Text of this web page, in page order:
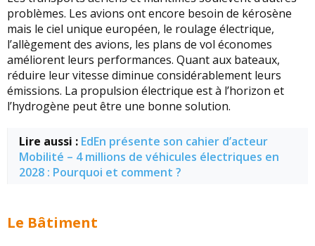
problèmes. Les avions ont encore besoin de kérosène
mais le ciel unique européen, le roulage électrique,
l’allègement des avions, les plans de vol économes
améliorent leurs performances. Quant aux bateaux,
réduire leur vitesse diminue considérablement leurs
émissions. La propulsion électrique est à l’horizon et
l’hydrogène peut être une bonne solution.
Lire aussi : EdEn présente son cahier d’acteur
Mobilité – 4 millions de véhicules électriques en
2028 : Pourquoi et comment ?
Le Bâtiment